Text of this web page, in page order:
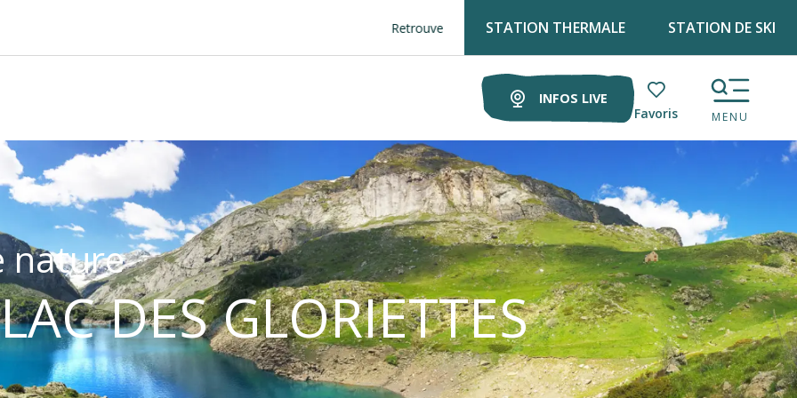
INFOS LIVE
Voir les favoris
Retrouve Luz tourisme tous les lundis matin au marché !
STATION THERMALE STATION DE SKI
MENU
nature
DES GLORIETTES